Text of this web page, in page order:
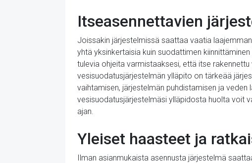
Itseasennettavien
Joissakin järjestelmissä saattaa vaatia
yhtä yksinkertaisia kuin suodattimen
tulevia ohjeita varmistaaksesi, että itse
vesisuodatusjärjestelmän ylläpito on tärkeää
vaihtamisen, järjestelmän puhdistamisen ja
vesisuodatusjärjestelmäsi ylläpidosta huolta voit
ajan.
Yleiset haasteet ja
Ilman asianmukaista asennusta järjestelmä